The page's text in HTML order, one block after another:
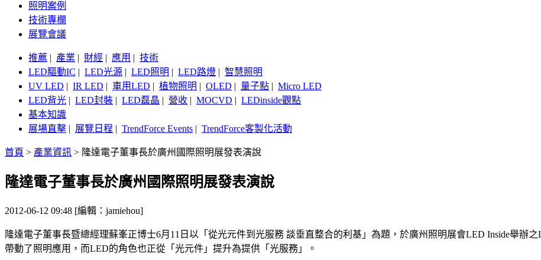
照明案例
技術專欄
展覽會議
推薦 | 產業 | 財經 | 應用 | 技術
LED驅動IC | LED光源 | LED照明 | LED路燈 | 智慧照明
UV LED | IR LED | 車用LED | 植物照明 | OLED | 量子點 | Micro LED
LED背光 | LED封裝 | LED磊晶 | 營收 | MOCVD | LEDinside觀點
基本知識
展場直擊 | 展覽日程 | TrendForce Events | TrendForce客製化活動
首頁 > 產業資訊 > 隆達電子董事長於廣州國際照明展發表演說
隆達電子董事長於廣州國際照明展發表演說
2012-06-12 09:48 [編輯：jamiehou]
隆達電子董事長暨總經理蘇峯正博士6月11日以「從光元件到光服務 談垂直整合的利基」為題，於廣州照明展會LED Inside舉辦
帶動了照明應用，而LED的角色也正從「光元件」提升為提供「光服務」。